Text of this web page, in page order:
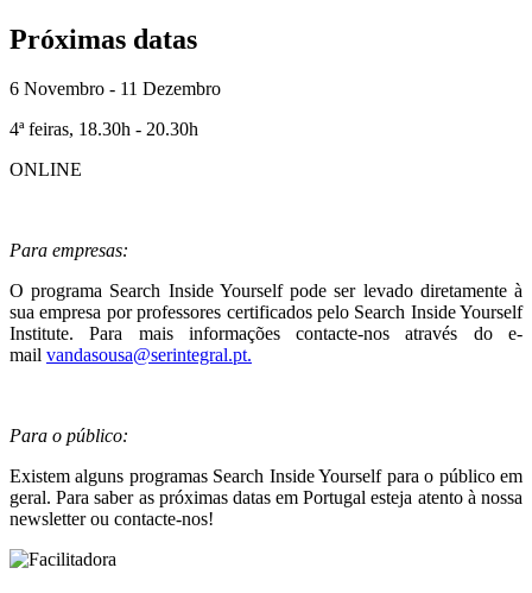
Próximas datas
6 Novembro - 11 Dezembro
4ª feiras, 18.30h - 20.30h
ONLINE
Para empresas:
O programa Search Inside Yourself pode ser levado diretamente à
sua empresa por professores certificados pelo Search Inside Yourself
Institute. Para mais informações contacte-nos através do e-
mail vandasousa@serintegral.pt.
Para o público:
Existem alguns programas Search Inside Yourself para o público em
geral. Para saber as próximas datas em Portugal esteja atento à nossa
newsletter ou contacte-nos!